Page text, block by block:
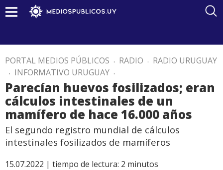
PORTAL MEDIOS PÚBLICOS . RADIO . RADIO URUGUAY
. INFORMATIVO URUGUAY .
Parecían huevos fosilizados; eran
cálculos intestinales de un
mamífero de hace 16.000 años
El segundo registro mundial de cálculos
intestinales fosilizados de mamíferos
15.07.2022 | tiempo de lectura: 2 minutos